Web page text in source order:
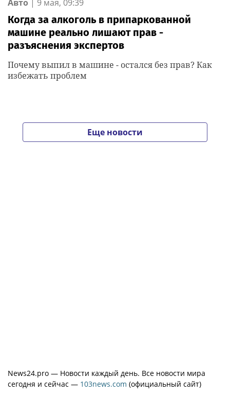
Авто | 9 мая, 09:39
Когда за алкоголь в припаркованной
машине реально лишают прав -
разъяснения экспертов
Почему выпил в машине - остался без прав? Как
избежать проблем
Еще новости
News24.pro — Новости каждый день. Все новости мира
сегодня и сейчас — 103news.com (официальный сайт)